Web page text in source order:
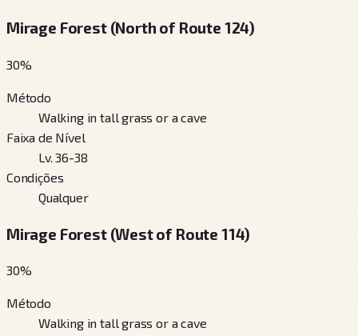
Mirage Forest (North of Route 124)
30%
Método
Walking in tall grass or a cave
Faixa de Nível
Lv. 36-38
Condições
Qualquer
Mirage Forest (West of Route 114)
30%
Método
Walking in tall grass or a cave